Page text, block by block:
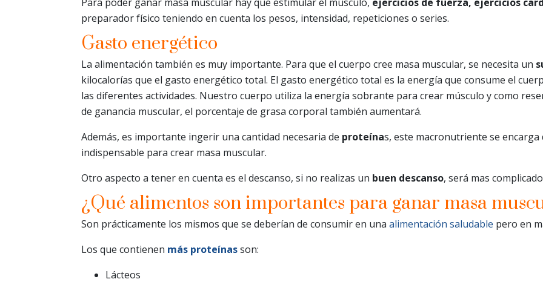
preparador físico teniendo en cuenta los pesos, intensidad, repeticiones o series.
Gasto energético
La alimentación también es muy importante. Para que el cuerpo cree masa muscular, se necesita un
kilocalorías que el gasto energético total. El gasto energético total es la energía que consume el
las diferentes actividades. Nuestro cuerpo utiliza la energía sobrante para crear músculo y como
de ganancia muscular, el porcentaje de grasa corporal también aumentará.
Además, es importante ingerir una cantidad necesaria de proteínas, este macronutriente se
indispensable para crear masa muscular.
Otro aspecto a tener en cuenta es el descanso, si no realizas un buen descanso, será mas
¿Qué alimentos son importantes para ganar masa
Son prácticamente los mismos que se deberían de consumir en una alimentación saludable pero en
Los que contienen más proteínasson:
Lácteos